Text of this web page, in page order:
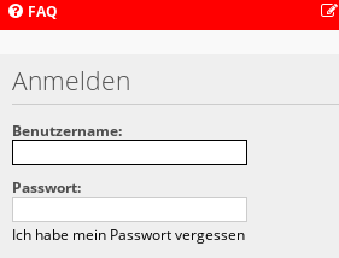
FAQ
Anmelden
Benutzername:
Passwort:
Ich habe mein Passwort vergessen